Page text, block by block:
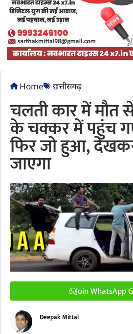
Home छत्तीसगढ़
चलती कार में मौत
के चक्कर में पहुंच
फिर जो हुआ,
जाएगा
Join WhatsApp
Deepak Mittal